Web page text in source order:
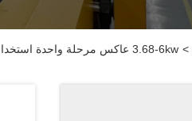
> 3.68-6kw عاكس مرحلة واحدة استخدام منزلي الشبكة الكهربائية الشمسية الهجينة عاكس ثابت منخفض التردد مع حزمة البطارية